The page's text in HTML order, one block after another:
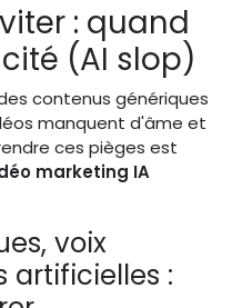
: quand
(AI slop)
contenus génériques
manquent d'âme et
ces pièges est
marketing IA
voix
artificielles :